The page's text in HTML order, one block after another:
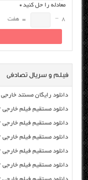
معادله را حل کنید*
8
−
= هفت
فیلم و سریال تصادفی
دانلود رایگان مسنتد خارجی Britney Ever After 2017 با لینک مستقیم
دانلود مستقیم فیلم خارجی OK Jaanu 2017 از سرور سایت
دانلود مستقیم فیلم خارجی John Wick: Chapter 2 2017 از سرور سایت
دانلود مستقیم فیلم خارجی Cross Wars 2017 از سرور سایت
دانلود مستقیم فیلم خارجی Fifty Shades Darker 2017 از سرور سایت
دانلود مستقیم فیلم خارجی From Straight As 2017 از سرور سایت